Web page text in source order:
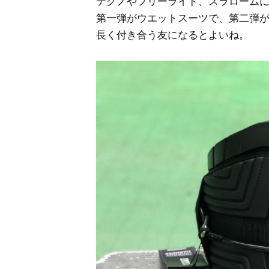
第一弾がウエットスーツで、第二弾
長く付き合う友になるとよいね。